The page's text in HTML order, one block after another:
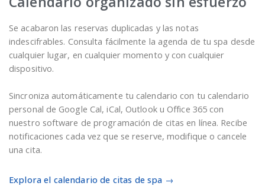
Se acabaron las reservas duplicadas y las notas
indescifrables. Consulta fácilmente la agenda de tu spa desde
cualquier lugar, en cualquier momento y con cualquier
dispositivo.
Sincroniza automáticamente tu calendario con tu calendario
personal de Google Cal, iCal, Outlook u Office 365 con
nuestro software de programación de citas en línea. Recibe
notificaciones cada vez que se reserve, modifique o cancele
una cita.
Explora el calendario de citas de spa →